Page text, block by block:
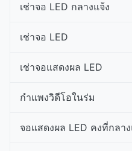
เช่าจอ LED กลางแจ้ง
เช่าจอ LED
เช่าจอแสดงผล LED
กำแพงวิดีโอในร่ม
จอแสดงผล LED คงที่กลาง